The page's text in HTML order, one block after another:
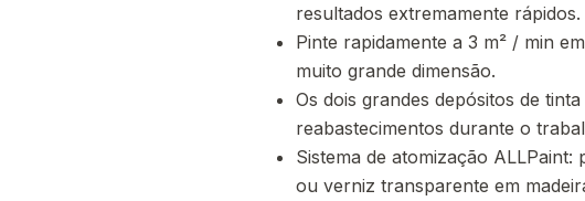
resultados extremamente rápidos.
Pinte rapidamente a 3 m² / min
muito grande dimensão.
Os dois grandes depósitos de
reabastecimentos durante o
Sistema de atomização
ou verniz transparente em